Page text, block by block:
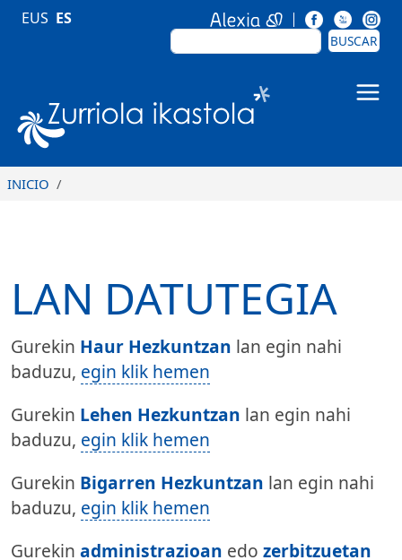
Pasar al contenido principal
BUSCAR
BUSCAR
EUS ES
INICIO
LAN DATUTEGIA
Gurekin Haur Hezkuntzan lan egin nahi
baduzu, egin klik hemen
Gurekin Lehen Hezkuntzan lan egin nahi
baduzu, egin klik hemen
Gurekin Bigarren Hezkuntzan lan egin nahi
baduzu, egin klik hemen
Gurekin administrazioan edo zerbitzuetan